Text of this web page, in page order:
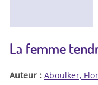
La femme
Auteur : Aboulker,